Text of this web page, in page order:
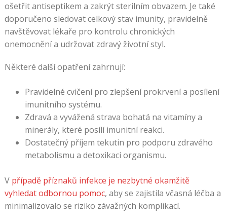
ošetřit antiseptikem a zakrýt sterilním obvazem. Je také
doporučeno sledovat celkový stav imunity, pravidelně
navštěvovat lékaře pro kontrolu chronických
onemocnění a udržovat zdravý životní styl.
Některé další opatření zahrnují:
Pravidelné cvičení pro zlepšení prokrvení a posílení
imunitního systému.
Zdravá a vyvážená strava bohatá na vitamíny a
minerály, které posílí imunitní reakci.
Dostatečný příjem tekutin pro podporu zdravého
metabolismu a detoxikaci organismu.
V případě příznaků infekce je nezbytné okamžitě
vyhledat odbornou pomoc, aby se zajistila včasná léčba a
minimalizovalo se riziko závažných komplikací.